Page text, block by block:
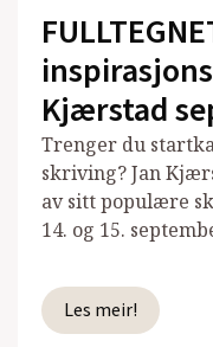
Kjærstad
Trenger du
skriving? Jan
av sitt populære
14. og 15.
Les meir!